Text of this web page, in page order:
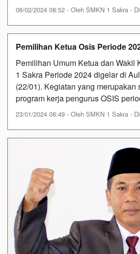
06/02/2024 08:52 - Oleh SMKN 1 Sakra -
Pemilihan Ketua Osis Periode
Pemilihan Umum Ketua dan Wakil
1 Sakra Periode 2024 digelar di
(22/01). Kegiatan yang merupakan
program kerja pengurus OSIS
23/01/2024 08:49 - Oleh SMKN 1 Sakra -